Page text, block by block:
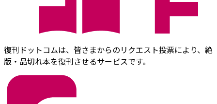
復刊ドットコムは、皆さまからのリクエスト投票により、絶
版・品切れ本を復刊させるサービスです。